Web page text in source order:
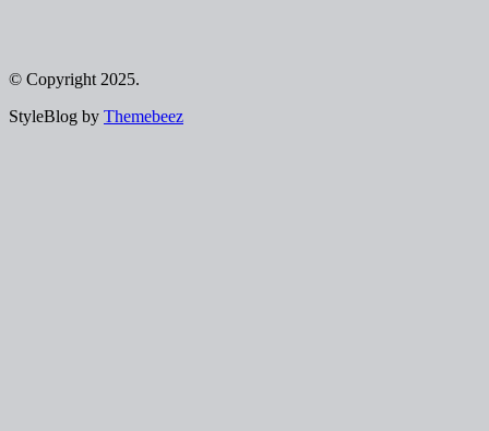
© Copyright 2025.
StyleBlog by Themebeez